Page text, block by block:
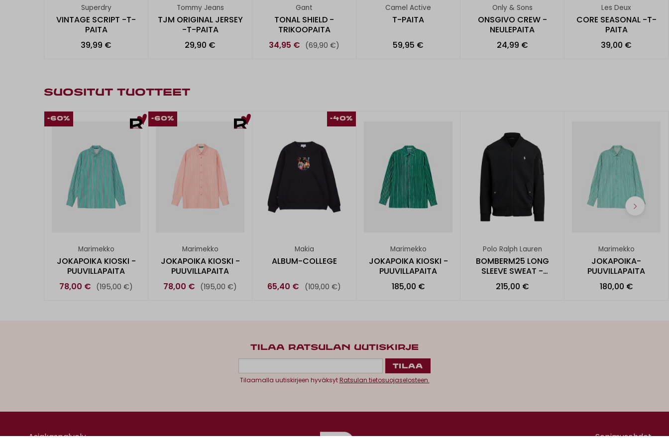
Superdry
VINTAGE SCRIPT -T-
PAITA
39,99 €
Tommy Jeans
TJM ORIGINAL JERSEY
-T-PAITA
29,90 €
Gant
TONAL SHIELD -
TRIKOOPAITA
34,95 € (69,90 €)
Camel Active
T-PAITA
59,95 €
Only & Sons
ONSGIVO CREW -
NEULEPAITA
24,99 €
Les Deux
CORE SEASONAL -T-
PAITA
39,00 €
SUOSITUT TUOTTEET
-60%
Marimekko
JOKAPOIKA KIOSKI -
PUUVILLAPAITA
78,00 € (195,00 €)
-60%
Marimekko
JOKAPOIKA KIOSKI -
PUUVILLAPAITA
78,00 € (195,00 €)
-40%
Makia
ALBUM-COLLEGE
65,40 € (109,00 €)
Marimekko
JOKAPOIKA KIOSKI -
PUUVILLAPAITA
185,00 €
Polo Ralph Lauren
BOMBERM25 LONG
SLEEVE SWEAT -
COLLEGE
215,00 €
Marimekko
JOKAPOIKA-
PUUVILLAPAITA
180,00 €
TILAA RATSULAN UUTISKIRJE
Tilaamalla uutiskirjeen hyväksytRatsulan tietosuojaselosteen.
Asiakaspalvelu
Sopimusehdot